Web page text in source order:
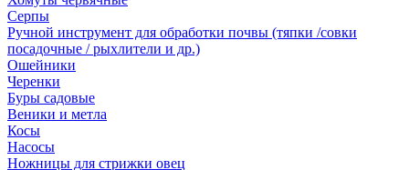
Серпы
Ручной инструмент для обработки почвы (тяпки /совки
посадочные / рыхлители и др.)
Ошейники
Черенки
Буры садовые
Веники и метла
Косы
Насосы
Ножницы для стрижки овец